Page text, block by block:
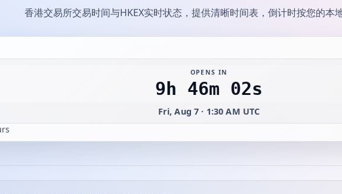
香港交易所交易时间与HKEX实时状态，提供清晰时间表，倒计时按您的本
OPENS IN
9h 46m 02s
Fri, Aug 7 · 1:30 AM UTC